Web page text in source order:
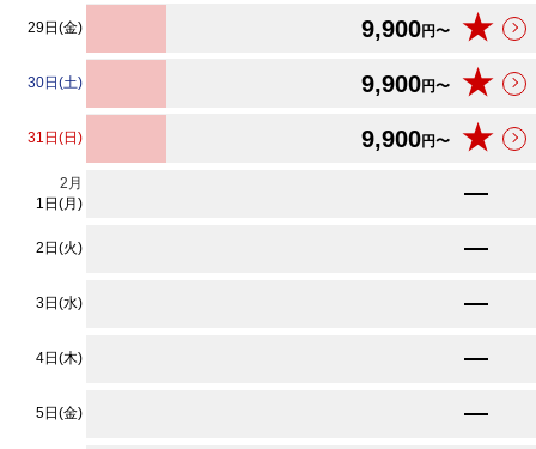
29日(金) 9,900円〜 ★
30日(土) 9,900円〜 ★
31日(日) 9,900円〜 ★
2 月
1日(月)
★
2日(火) ★
3日(水) ★
4日(木) ★
5日(金) ★